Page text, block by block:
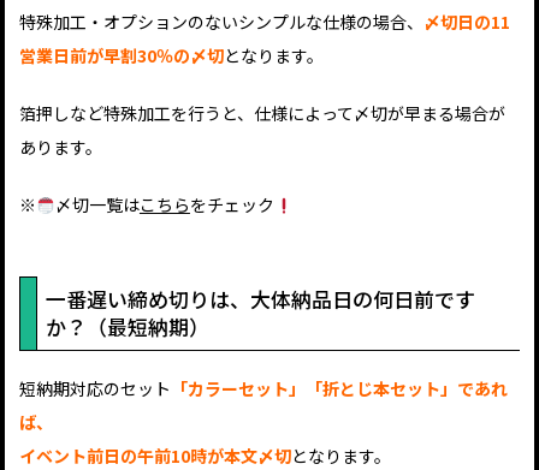
特殊加工・オプションのないシンプルな仕様の場合、 〆切日の11
営業日前が早割30％の〆切となります。
箔押しなど特殊加工を行うと、仕様によって〆切が早まる場合が
あります。
※ 〆切一覧はこちらをチェック
一番遅い締め切りは、大体納品日の何日前です
か？（最短納期）
短納期対応のセット 「カラーセット」「折とじ本セット」であれ
ば、
イベント前日の午前10時が本文〆切となります。